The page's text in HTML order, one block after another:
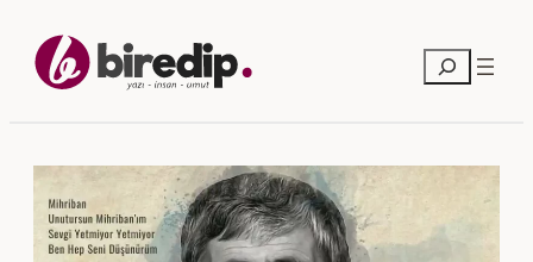
Ara